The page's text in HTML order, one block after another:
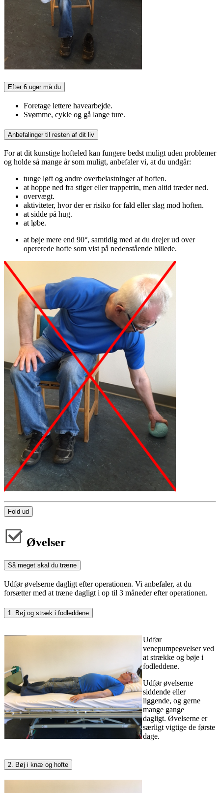
Efter 6 uger må du
Foretage lettere havearbejde.
Svømme, cykle og gå lange ture.
Anbefalinger til resten af dit liv
For at dit kunstige hofteled kan fungere bedst muligt uden problemer
og holde så mange år som muligt, anbefaler vi, at du undgår:
tunge løft og andre overbelastninger af hoften.
at hoppe ned fra stiger eller trappetrin, men altid træder ned.
overvægt.
aktiviteter, hvor der er risiko for fald eller slag mod hoften.
at sidde på hug.
at løbe.
at bøje mere end 90°, samtidig med at du drejer ud over
opererede hofte som vist på nedenstående billede.
Fold ud
Øvelser
Så meget skal du træne
Udfør øvelserne dagligt efter operationen. Vi anbefaler, at du
forsætter med at træne dagligt i op til 3 måneder efter operationen.
1. Bøj og stræk i fodleddene
Udfør
venepumpeøvelser ved
at strække og bøje i
fodleddene.
Udfør øvelserne
siddende eller
liggende, og gerne
mange gange
dagligt. Øvelserne er
særligt vigtige de første
dage.
2. Bøj i knæ og hofte